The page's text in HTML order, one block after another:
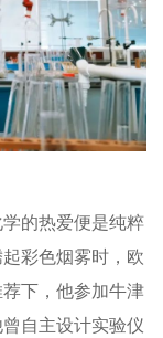
的热爱便是纯粹
彩色烟雾时，欧
下，他参加牛津
自主设计实验仪